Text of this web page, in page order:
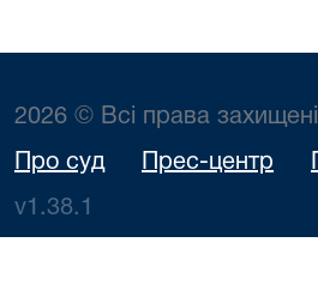
2026 © Всі права захищені
Про суд Прес-центр
v1.38.1